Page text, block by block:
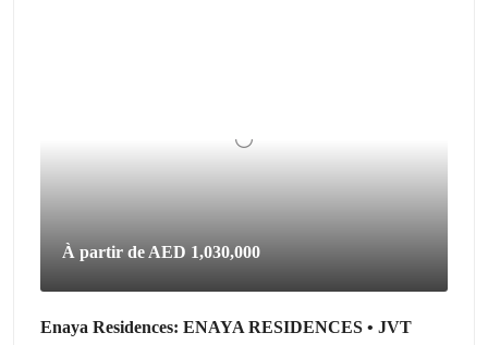
À partir de AED 1,030,000
Enaya Residences: ENAYA RESIDENCES • JVT